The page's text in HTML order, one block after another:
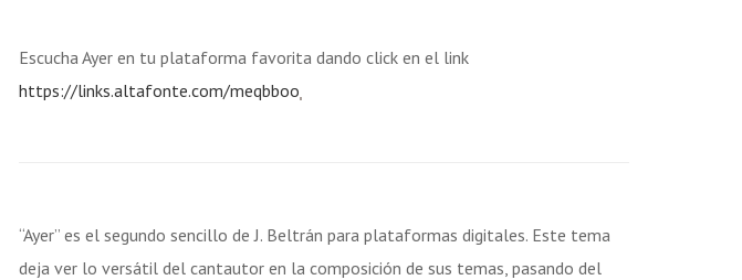
Escucha Ayer en tu plataforma favorita dando click en el link
https://links.altafonte.com/meqbboo
“Ayer” es el segundo sencillo de J. Beltrán para plataformas digitales. Este tema
deja ver lo versátil del cantautor en la composición de sus temas, pasando del